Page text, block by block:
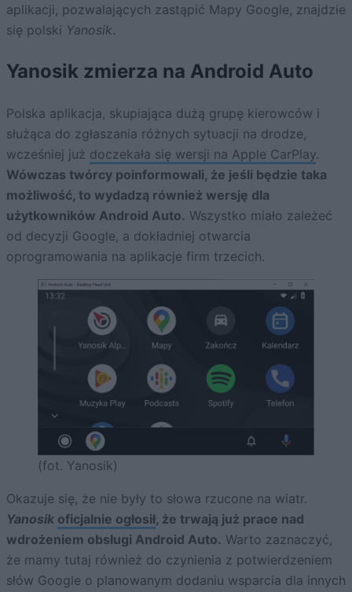
aplikacji, pozwalających zastąpić Mapy Google, znajdzie
się polski Yanosik.
Yanosik zmierza na Android Auto
Polska aplikacja, skupiająca dużą grupę kierowców i
służąca do zgłaszania różnych sytuacji na drodze,
wcześniej już doczekała się wersji na Apple CarPlay.
Wówczas twórcy poinformowali, że jeśli będzie taka
możliwość, to wydadzą również wersję dla
użytkowników Android Auto. Wszystko miało zależeć
od decyzji Google, a dokładniej otwarcia
oprogramowania na aplikacje firm trzecich.
(fot. Yanosik)
Okazuje się, że nie były to słowa rzucone na wiatr.
Yanosik oficjalnie ogłosił, że trwają już prace nad
wdrożeniem obsługi Android Auto. Warto zaznaczyć,
że mamy tutaj również do czynienia z potwierdzeniem
słów Google o planowanym dodaniu wsparcia dla innych